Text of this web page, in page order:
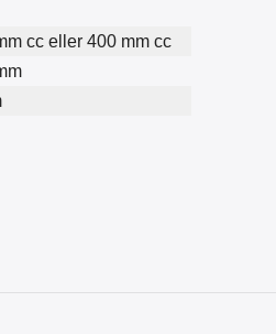
cc eller 400 mm cc